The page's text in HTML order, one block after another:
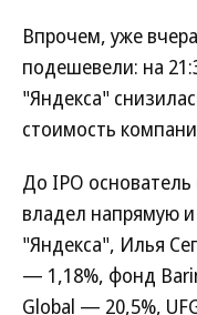
Впрочем, уже
подешевели: на
"Яндекса"
стоимость
До IPO
владел напрямую
"Яндекса", Илья
— 1,18%, фонд
Global — 20,5%,